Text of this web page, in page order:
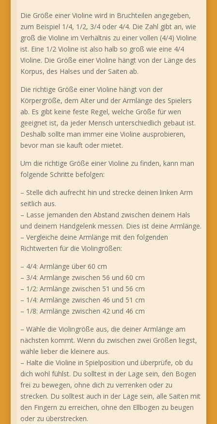
Die Größe einer Violine wird in Bruchteilen angegeben,
zum Beispiel 1/4, 1/2, 3/4 oder 4/4. Die Zahl gibt an, wie
groß die Violine im Verhältnis zu einer vollen (4/4) Violine
ist. Eine 1/2 Violine ist also halb so groß wie eine 4/4
Violine. Die Größe einer Violine hängt von der Länge des
Korpus, des Halses und der Saiten ab.
Die richtige Größe einer Violine hängt von der
Körpergröße, dem Alter und der Armlänge des Spielers
ab. Es gibt keine feste Regel, welche Größe für wen
geeignet ist, da jeder Mensch unterschiedlich gebaut ist.
Deshalb sollte man immer eine Violine ausprobieren,
bevor man sie kauft oder mietet.
Um die richtige Größe einer Violine zu finden, kann man
folgende Schritte befolgen:
– Stelle dich aufrecht hin und strecke deinen linken Arm
seitlich aus.
– Lasse jemanden den Abstand zwischen deinem Hals
und deinem Handgelenk messen. Dies ist deine Armlänge.
– Vergleiche deine Armlänge mit den folgenden
Richtwerten für die Violingrößen:
– 4/4: Armlänge über 60 cm
– 3/4: Armlänge zwischen 56 und 60 cm
– 1/2: Armlänge zwischen 51 und 56 cm
– 1/4: Armlänge zwischen 46 und 51 cm
– 1/8: Armlänge zwischen 42 und 46 cm
– Wähle die Violingröße aus, die deiner Armlänge am
nächsten kommt. Wenn du zwischen zwei Größen liegst,
wähle lieber die kleinere aus.
– Halte die Violine in Spielposition und überprüfe, ob du
dich wohl fühlst. Du solltest in der Lage sein, den Bogen
frei zu bewegen, ohne dich zu verrenken oder zu
strecken. Du solltest auch in der Lage sein, alle Saiten mit
den Fingern zu erreichen, ohne den Ellbogen zu beugen
oder zu überstrecken.